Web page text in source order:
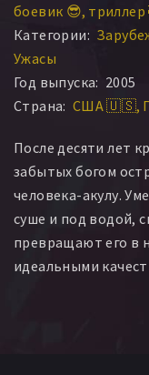
Ники Илиев Элиз
Лиди Денье
Г.Р.
Павел Дойчев
Николай Илиев
Stilyan Mavrov
боевик 😎 триллер
Категории:
Ужасы
Год выпуска: 2005
Страна: США 🇺🇸
После десяти лет
забытых богом
человека-акулу.
суше и под водой,
превращают его в
идеальными